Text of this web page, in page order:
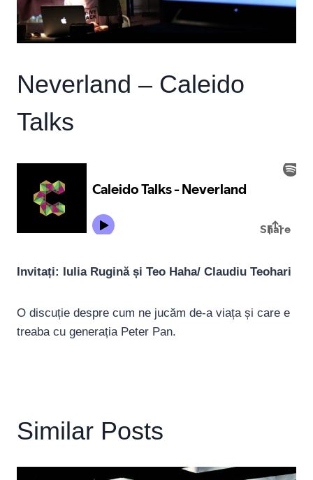
Neverland – Caleido
Talks
Invitați: Iulia Rugină și Teo Haha/ Claudiu Teohari
O discuție despre cum ne jucăm de-a viața și care e
treaba cu generația Peter Pan.
Similar Posts